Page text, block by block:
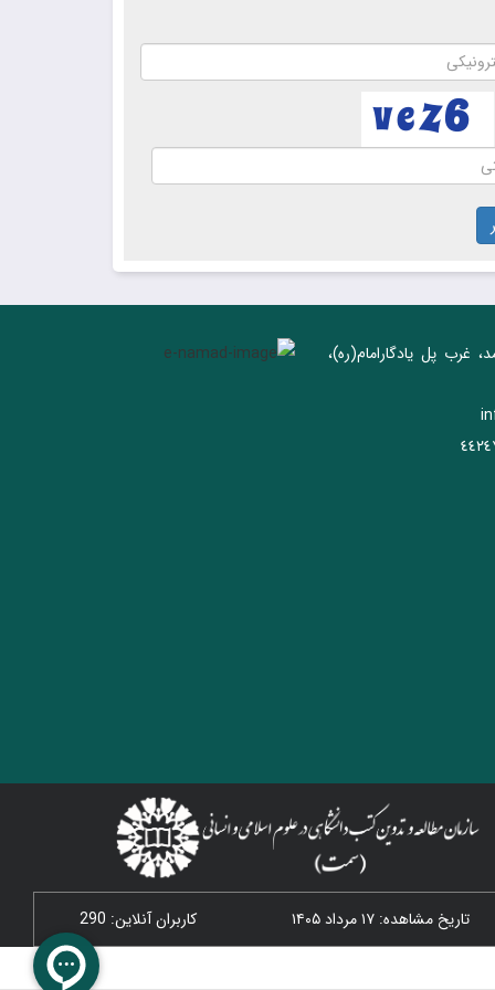
غرب پل يادگار‌امام(ره)‌،
تاریخ مشاهده: ۱۷ مرداد ۱۴۰۵ کاربران آنلاین: 290